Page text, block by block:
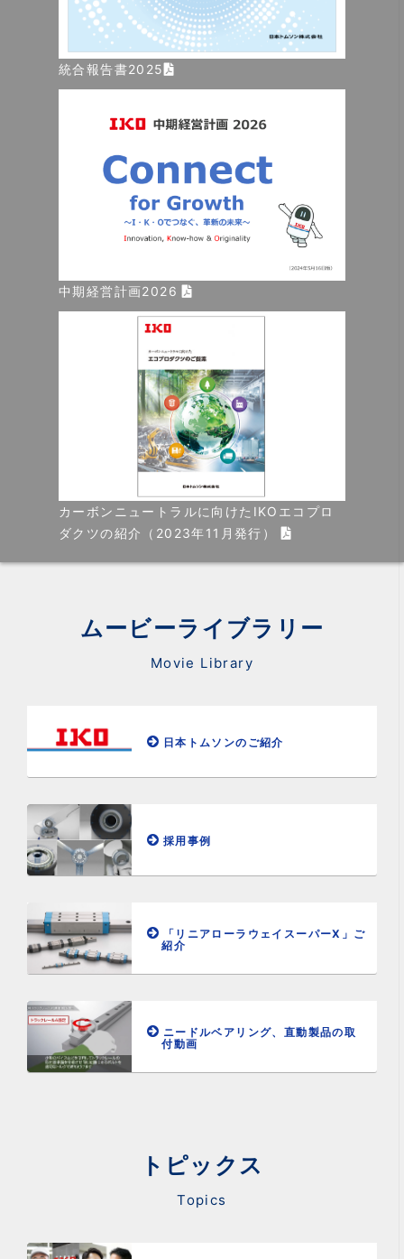
統合報告書2025
中期経営計画2026
カーボンニュートラルに向けたIKOエコプロ
ダクツの紹介（2023年11月発行）
ムービーライブラリー
Movie Library
日本トムソンのご紹介
採用事例
「リニアローラウェイスーパーX」ご
紹介
ニードルベアリング、直動製品の取
付動画
トピックス
Topics